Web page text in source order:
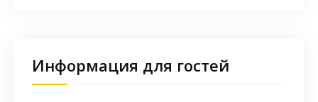
Информация для гостей